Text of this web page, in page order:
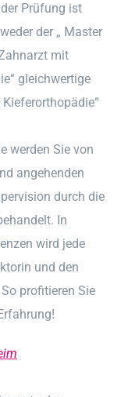
Prüfung ist
der „ Master
mit
gleichwertige
werden Sie von
angehenden
durch die
In
wird jede
und den
profitieren Sie